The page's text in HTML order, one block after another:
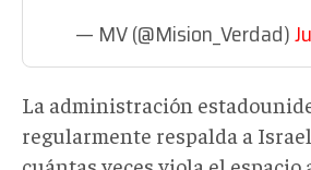
— MV (@Mision_Verdad)
La administración
regularmente respalda a